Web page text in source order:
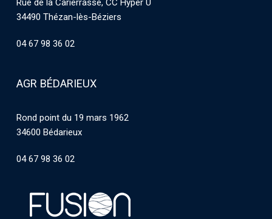
Rue de la Carierrasse, CC Hyper U
34490 Thézan-lès-Béziers
04 67 98 36 02
AGR BÉDARIEUX
Rond point du 19 mars 1962
34600 Bédarieux
04 67 98 36 02